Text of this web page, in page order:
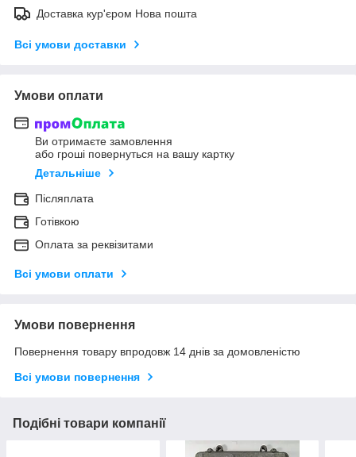
Доставка кур'єром Нова пошта
Всі умови доставки
Умови оплати
Ви отримаєте замовлення
або гроші повернуться на вашу картку
Детальніше
Післяплата
Готівкою
Оплата за реквізитами
Всі умови оплати
Умови повернення
Повернення товару впродовж 14 днів за домовленістю
Всі умови повернення
Подібні товари компанії